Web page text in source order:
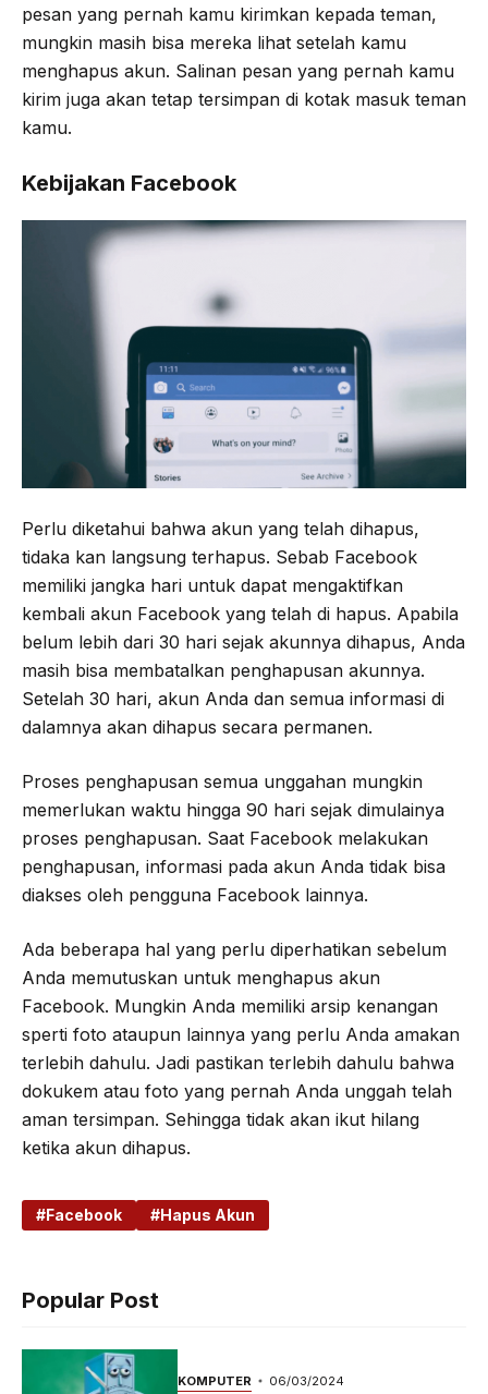
pesan yang pernah kamu kirimkan kepada teman,
mungkin masih bisa mereka lihat setelah kamu
menghapus akun. Salinan pesan yang pernah kamu
kirim juga akan tetap tersimpan di kotak masuk teman
kamu.
Kebijakan Facebook
Perlu diketahui bahwa akun yang telah dihapus,
tidaka kan langsung terhapus. Sebab Facebook
memiliki jangka hari untuk dapat mengaktifkan
kembali akun Facebook yang telah di hapus. Apabila
belum lebih dari 30 hari sejak akunnya dihapus, Anda
masih bisa membatalkan penghapusan akunnya.
Setelah 30 hari, akun Anda dan semua informasi di
dalamnya akan dihapus secara permanen.
Proses penghapusan semua unggahan mungkin
memerlukan waktu hingga 90 hari sejak dimulainya
proses penghapusan. Saat Facebook melakukan
penghapusan, informasi pada akun Anda tidak bisa
diakses oleh pengguna Facebook lainnya.
Ada beberapa hal yang perlu diperhatikan sebelum
Anda memutuskan untuk menghapus akun
Facebook. Mungkin Anda memiliki arsip kenangan
sperti foto ataupun lainnya yang perlu Anda amakan
terlebih dahulu. Jadi pastikan terlebih dahulu bahwa
dokukem atau foto yang pernah Anda unggah telah
aman tersimpan. Sehingga tidak akan ikut hilang
ketika akun dihapus.
Facebook Hapus Akun
Popular Post
KOMPUTER 06/03/2024